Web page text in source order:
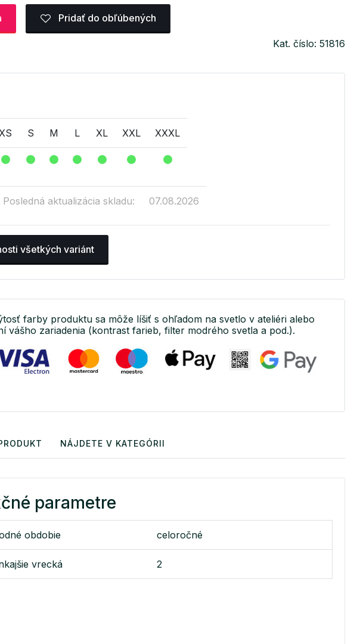
Pridať do obľúbených
Kat. číslo: 51816
S M L XL XXL XXXL
Posledná aktualizácia skladu: 07.08.2026
všetkých variánt
farby produktu sa môže líšiť s ohľadom na svetlo v ateliéri alebo
vášho zariadenia (kontrast farieb, filter modrého svetla a pod.).
NÁJDETE V KATEGÓRII
parametre
obdobie celoročné
vrecká 2